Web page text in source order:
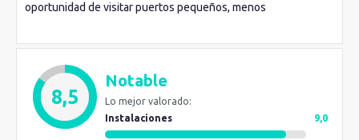
oportunidad de visitar puertos pequeños, menos
los cuáles los barcos grandes no pueden acceder. Tener tan
sólo 800 pasajeros permite ofrecer un trato personal y
distinguido, con
instalaciones
un sitio tranquilo para tomarse una buena copa y charlar. Lleva
tu experiencia más allá gracias a sus
exclusivas excursiones
8,5
Notable
Lo mejor valorado:
Instalaciones
9,0